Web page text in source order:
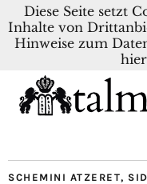
KONTAKT BLOG
SCHEMINI ATZERET,
Diese Seite setzt
Inhalte von
Hinweise zum